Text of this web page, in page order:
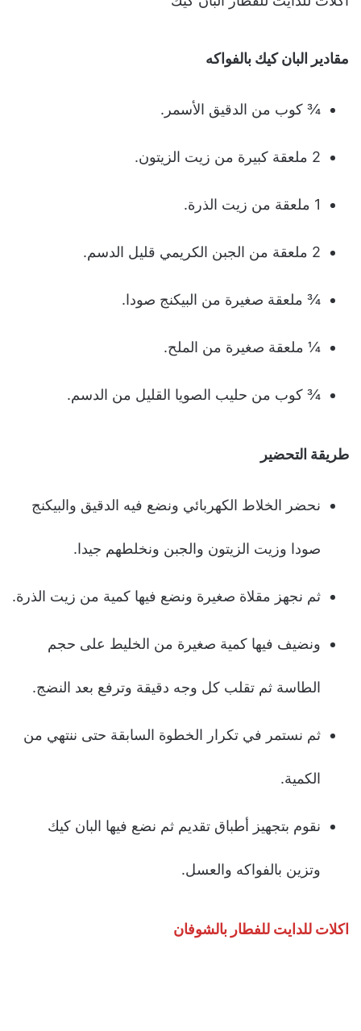
مقادير البان كيك بالفواكه
¾ كوب من الدقيق الأسمر.
2 ملعقة كبيرة من زيت الزيتون.
1 ملعقة من زيت الذرة.
2 ملعقة من الجبن الكريمي قليل الدسم.
¾ ملعقة صغيرة من البيكنج صودا.
¼ ملعقة صغيرة من الملح.
¾ كوب من حليب الصويا القليل من الدسم.
طريقة التحضير
نحضر الخلاط الكهربائي ونضع فيه الدقيق والبيكنج
صودا وزيت الزيتون والجبن ونخلطهم جيدا.
ثم نجهز مقلاة صغيرة ونضع فيها كمية من زيت الذرة.
ونضيف فيها كمية صغيرة من الخليط على حجم
الطاسة ثم تقلب كل وجه دقيقة وترفع بعد النضج.
ثم نستمر في تكرار الخطوة السابقة حتى ننتهي من
الكمية.
نقوم بتجهيز أطباق تقديم ثم نضع فيها البان كيك
وتزين بالفواكه والعسل.
اكلات للدايت للفطار بالشوفان